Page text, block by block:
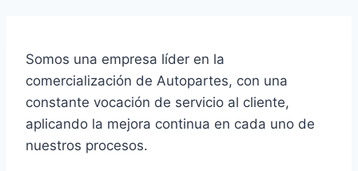
Somos una empresa líder en la
comercialización de Autopartes, con una
constante vocación de servicio al cliente,
aplicando la mejora continua en cada uno de
nuestros procesos.